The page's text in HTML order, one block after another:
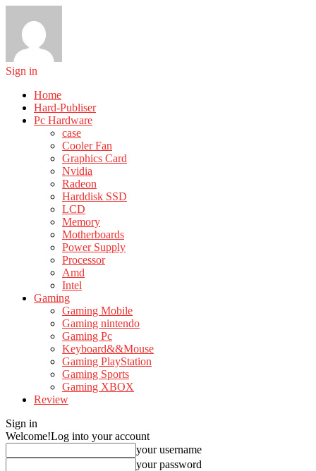
Sign in
Home
Hard-Publiser
Pc Hardware
case
Cooler Fan
Graphics Card
Nvidia
Radeon
Harddisk SSD
LCD
Memory
Motherboards
Power Supply
Processor
Amd
Intel
Gaming
Gaming Mobile
Gaming nintendo
Gaming Pc
Keyboard&&Mouse
Gaming PlayStation
Gaming Sports
Gaming XBOX
Review
Sign in
Welcome!Log into your account
your username
your password